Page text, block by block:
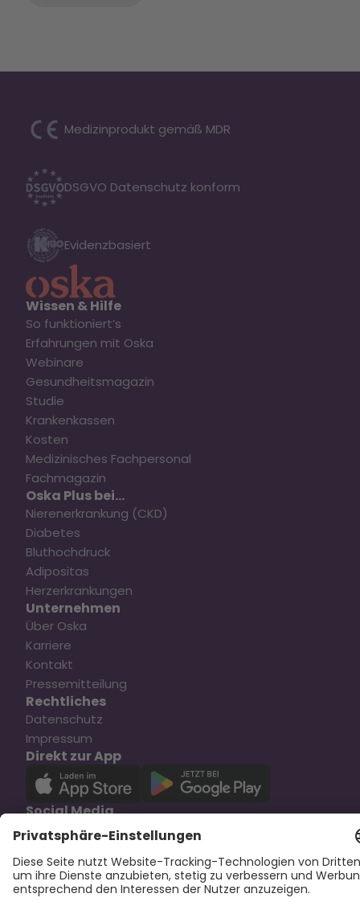
Medizinprodukt gemäß MDR
DSGVO Datenschutz konform
Evidenzbasiert
Wissen & Hilfe
So funktioniert’s
Erfahrungen mit Oska
Webinare
Gesundheitsmagazin
Studie
Krankenkassen
Kosten
Medizinisches Fachpersonal
Fachmagazin
Oska Plus bei...
Nierenerkrankung (CKD)
Diabetes
Bluthochdruck
Adipositas
Herzerkrankungen
Unternehmen
Über Oska
Karriere
Kontakt
Pressemitteilung
Rechtliches
Datenschutz
Impressum
Direkt zur App
Social Media
Copyright © 2025 Oska Health Medical GmbH